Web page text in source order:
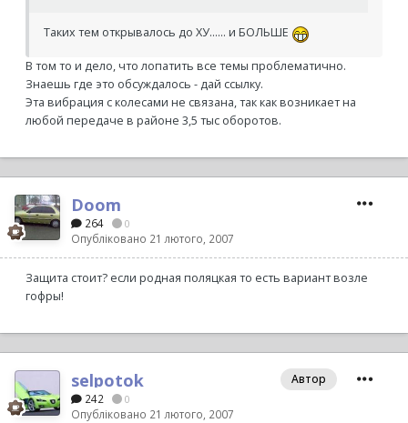
Таких тем открывалось до ХУ...... и БОЛЬШЕ
В том то и дело, что лопатить все темы проблематично.
Знаешь где это обсуждалось - дай ссылку.
Эта вибрация с колесами не связана, так как возникает на
любой передаче в районе 3,5 тыс оборотов.
Doom
264 0
Опубліковано 21 лютого, 2007
Защита стоит? если родная поляцкая то есть вариант возле
гофры!
selpotok
242 0
Опубліковано 21 лютого, 2007
Автор